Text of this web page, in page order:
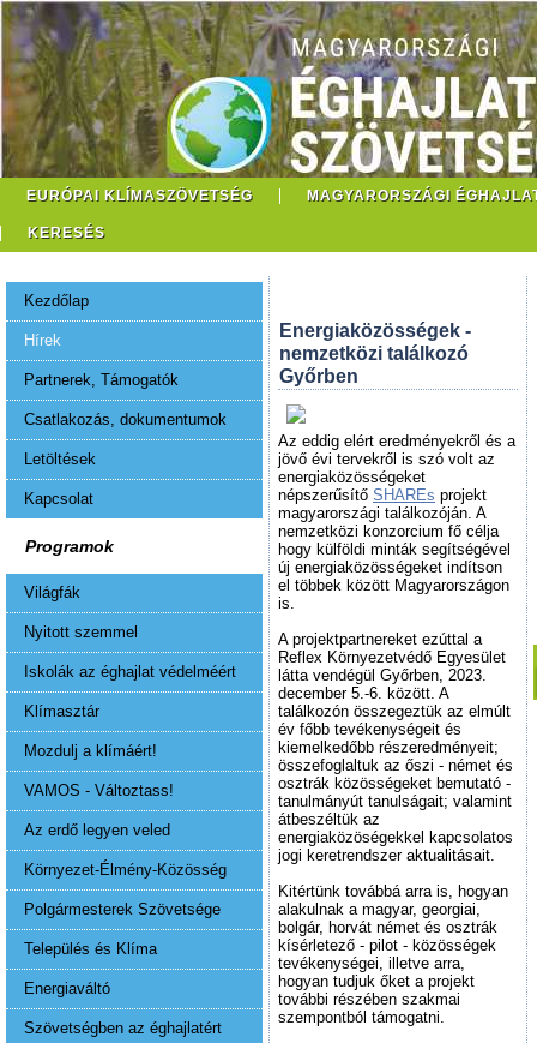
EURÓPAI KLÍMASZÖVETSÉG MAGYARORSZÁGI
KERESÉS
Kezdőlap
Hírek
Partnerek, Támogatók
Csatlakozás, dokumentumok
Letöltések
Kapcsolat
Programok
Világfák
Nyitott szemmel
Iskolák az éghajlat védelméért
Klímasztár
Mozdulj a klímáért!
VAMOS - Változtass!
Az erdő legyen veled
Környezet-Élmény-Közösség
Polgármesterek Szövetsége
Település és Klíma
Energiaváltó
Szövetségben az éghajlatért
Energiaközösségek -
nemzetközi találkozó
Győrben
Az eddig elért eredményekről és a
jövő évi tervekről is szó volt az
energiaközösségeket
népszerűsítő SHAREs projekt
magyarországi találkozóján. A
nemzetközi konzorcium fő célja
hogy külföldi minták segítségével
új energiaközösségeket indítson
el többek között Magyarországon
is.
A projektpartnereket ezúttal a
Reflex Környezetvédő Egyesület
látta vendégül Győrben, 2023.
december 5.-6. között. A
találkozón összegeztük az elmúlt
év főbb tevékenységeit és
kiemelkedőbb részeredményeit;
összefoglaltuk az őszi - német és
osztrák közösségeket bemutató -
tanulmányút tanulságait; valamint
átbeszéltük az
energiaközöségekkel kapcsolatos
jogi keretrendszer aktualitásait.
Kitértünk továbbá arra is, hogyan
alakulnak a magyar, georgiai,
bolgár, horvát német és osztrák
kísérletező - pilot - közösségek
tevékenységei, illetve arra,
hogyan tudjuk őket a projekt
további részében szakmai
szempontból támogatni.